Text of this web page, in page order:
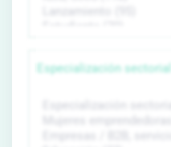
Especialización sectorial